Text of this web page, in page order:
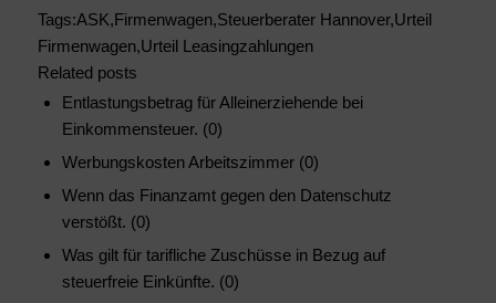
Tags:ASK,Firmenwagen,Steuerberater Hannover,Urteil
Firmenwagen,Urteil Leasingzahlungen
Related posts
Entlastungsbetrag für Alleinerziehende bei
Einkommensteuer. (0)
Werbungskosten Arbeitszimmer (0)
Wenn das Finanzamt gegen den Datenschutz
verstößt. (0)
Was gilt für tarifliche Zuschüsse in Bezug auf
steuerfreie Einkünfte. (0)